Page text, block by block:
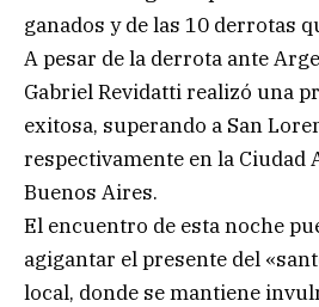
ganados y de las 10 derrotas
A pesar de la derrota ante
Gabriel Revidatti realizó una
exitosa, superando a San
respectivamente en la Ciudad
Buenos Aires.
El encuentro de esta noche
agigantar el presente del
local, donde se mantiene